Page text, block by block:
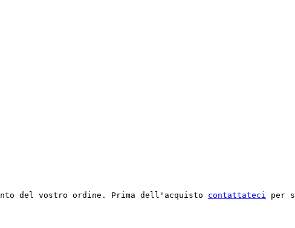
del vostro ordine. Prima dell'acquisto contattateci per